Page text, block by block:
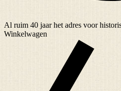
Al ruim 40 jaarhet adres voor
Winkelwagen